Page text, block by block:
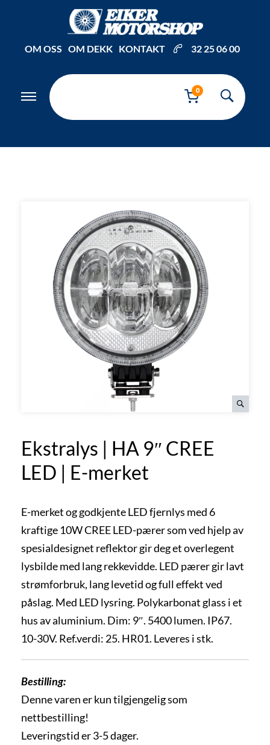
OM OSS OM DEKK KONTAKT 32 25 06 00
0
Ekstralys | HA 9″ CREE
LED | E-merket
E-merket og godkjente LED fjernlys med 6
kraftige 10W CREE LED-pærer som ved hjelp av
spesialdesignet reflektor gir deg et overlegent
lysbilde med lang rekkevidde. LED pærer gir lavt
strømforbruk, lang levetid og full effekt ved
påslag. Med LED lysring. Polykarbonat glass i et
hus av aluminium. Dim: 9″. 5400 lumen. IP67.
10-30V. Ref.verdi: 25. HR01. Leveres i stk.
Bestilling:
Denne varen er kun tilgjengelig som
nettbestilling!
Leveringstid er 3-5 dager.